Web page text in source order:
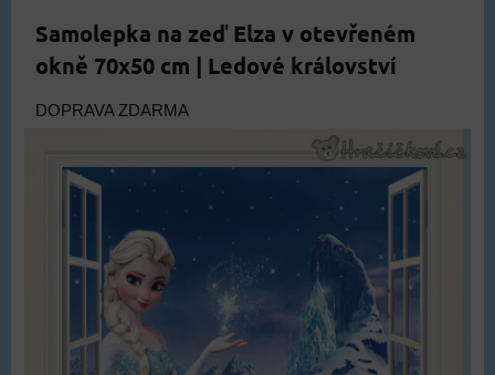
Samolepka na zeď Elza v otevřeném
okně 70x50 cm | Ledové království
DOPRAVA ZDARMA